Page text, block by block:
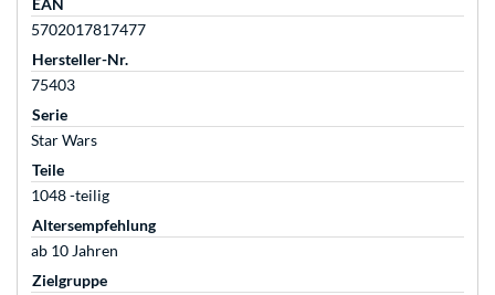
EAN
5702017817477
Hersteller-Nr.
75403
Serie
Star Wars
Teile
1048 -teilig
Altersempfehlung
ab 10 Jahren
Zielgruppe